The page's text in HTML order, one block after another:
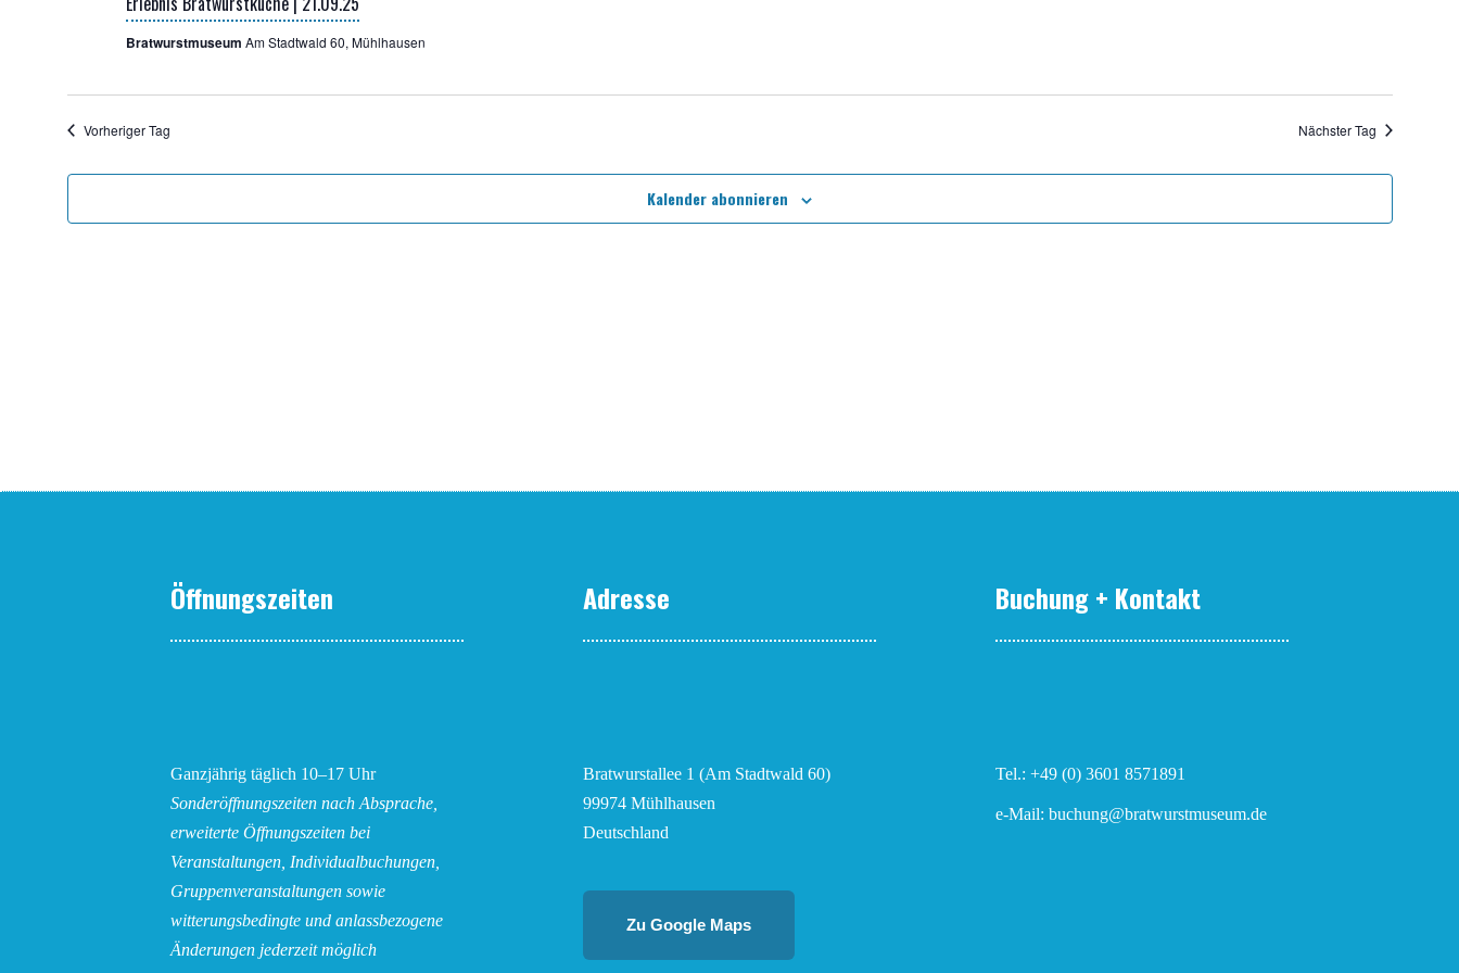
Bratwurstmuseum Am Stadtwald 60, Mühlhausen
Vorheriger Tag Nächster Tag
Kalender abonnieren
Öffnungszeiten
Ganzjährig täglich 10–17 Uhr
Sonderöffnungszeiten nach Absprache,
erweiterte Öffnungszeiten bei
Veranstaltungen, Individualbuchungen,
Gruppenveranstaltungen sowie
witterungsbedingte und anlassbezogene
Änderungen jederzeit möglich
Adresse
Bratwurstallee 1 (Am Stadtwald 60)
99974 Mühlhausen
Deutschland
Zu Google Maps
Buchung + Kontakt
Tel.: +49 (0) 3601 8571891
e-Mail: buchung@bratwurstmuseum.de